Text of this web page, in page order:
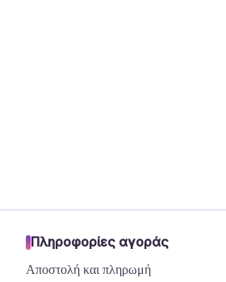
Πληροφορίες αγοράς
Αποστολή και πληρωμή